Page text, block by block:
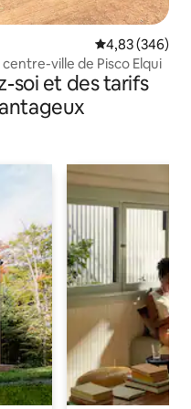
Évaluation
4,83 (346)
ville de Pisco Elqui
soi et des tarifs